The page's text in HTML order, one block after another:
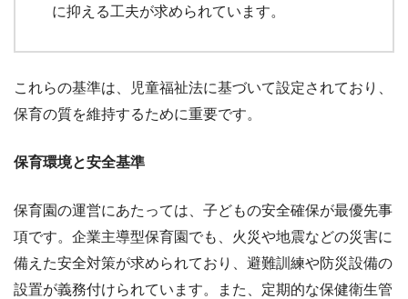
に抑える工夫が求められています。
これらの基準は、児童福祉法に基づいて設定されており、
保育の質を維持するために重要です。
保育環境と安全基準
保育園の運営にあたっては、子どもの安全確保が最優先事
項です。企業主導型保育園でも、火災や地震などの災害に
備えた安全対策が求められており、避難訓練や防災設備の
設置が義務付けられています。また、定期的な保健衛生管